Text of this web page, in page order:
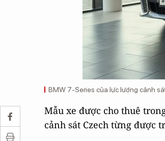
BMW 7-Series của lực lượng cảnh
Mẫu xe được cho thuê
cảnh sát Czech từng được